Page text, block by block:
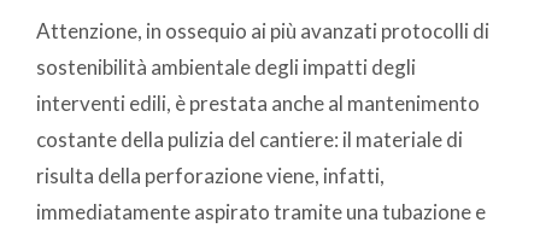
Attenzione, in ossequio ai più avanzati protocolli di
sostenibilità ambientale degli impatti degli
interventi edili, è prestata anche al mantenimento
costante della pulizia del cantiere: il materiale di
risulta della perforazione viene, infatti,
immediatamente aspirato tramite una tubazione e